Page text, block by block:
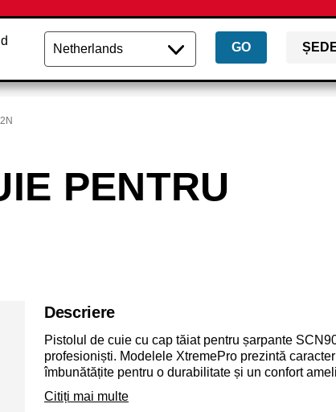
GO
PENTRU
Descriere
Pistolul de cuie cu cap tăiat pentru șarpante
profesioniști. Modelele XtremePro prezintă
îmbunătățite pentru o durabilitate și un confort
compact este ușor de manipulat și de greutate
linie oferă o manevrabilitate și o linie de vizare
Citiți mai multe